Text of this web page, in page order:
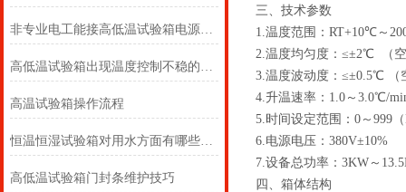
非专业电工能接高低温试验箱电源吗？
高低温试验箱出现温度控制不稳的现象如何解决？
高温试验箱操作流程
恒温恒湿试验箱对用水方面有哪些要求
高低温试验箱门封条维护技巧
三、技术参数
1.温度范围：RT+10℃～
2.温度均匀度：≤±2℃ （
3.温度波动度：≤±0.5℃ （
4.升温速率：1.0～3.0℃/
5.时间设定范围：0～999
6.电源电压：380V±10%
7.设备总功率：3KW～
四、箱体结构